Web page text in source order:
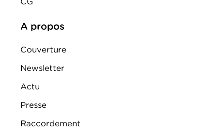
A propos
Couverture
Newsletter
Actu
Presse
Raccordement